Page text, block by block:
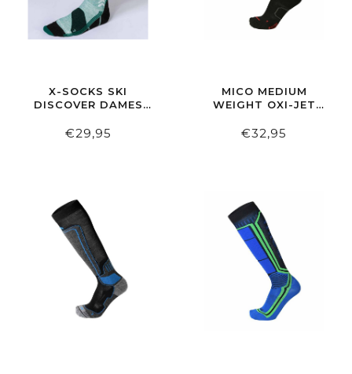
X-SOCKS SKI
DISCOVER DAMES
GREEN/ENGLISH
€29,95
MICO MEDIUM
WEIGHT OXI-JET
ZWART ROOD
€32,95